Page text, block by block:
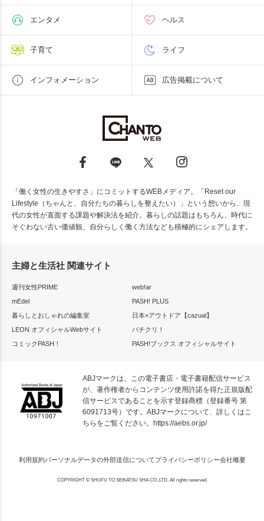
エンタメ ヘルス
子育て ライフ
インフォメーション 広告掲載について
「働く女性の生きやすさ」にコミットするWEBメディア。「Reset our
Lifestyle（ちゃんと、自分たちの暮らしを整えたい）」という想いから、現
代の女性が直面する課題や解決法を紹介。暮らしの話題はもちろん、時代に
そぐわない古い価値観、自分らしく働く方法なども積極的にシェアします。
主婦と生活社 関連サイト
週刊女性PRIME
web!ar
mEdel
PASH! PLUS
暮らしとおしゃれの編集室
日本×アウトドア【cazual】
LEON オフィシャルWebサイト
パチクリ！
コミックPASH！
PASH!ブックス オフィシャルサイト
ABJマークは、この電子書店・電子書籍配信サービス
が、著作権者からコンテンツ使用許諾を得た正規版配
信サービスであることを示す登録商標（登録番号 第
6091713号）です。ABJマークについて、詳しくはこ
ちらをご覧ください。 https://aebs.or.jp/
利用規約パーソナルデータの外部送信についてプライバシーポリシー会社概要
COPYRIGHT © SHUFU TO SEIKATSU SHA CO.,LTD. All rights reserved.